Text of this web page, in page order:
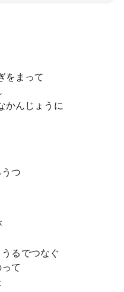
をまって
かんじょうに
つ
るでつなぐ
て